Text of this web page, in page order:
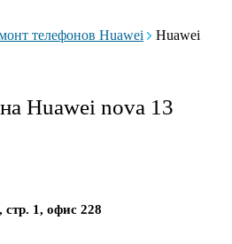
телефонов Huawei
Huawei
Huawei nova 13
1, офис 228